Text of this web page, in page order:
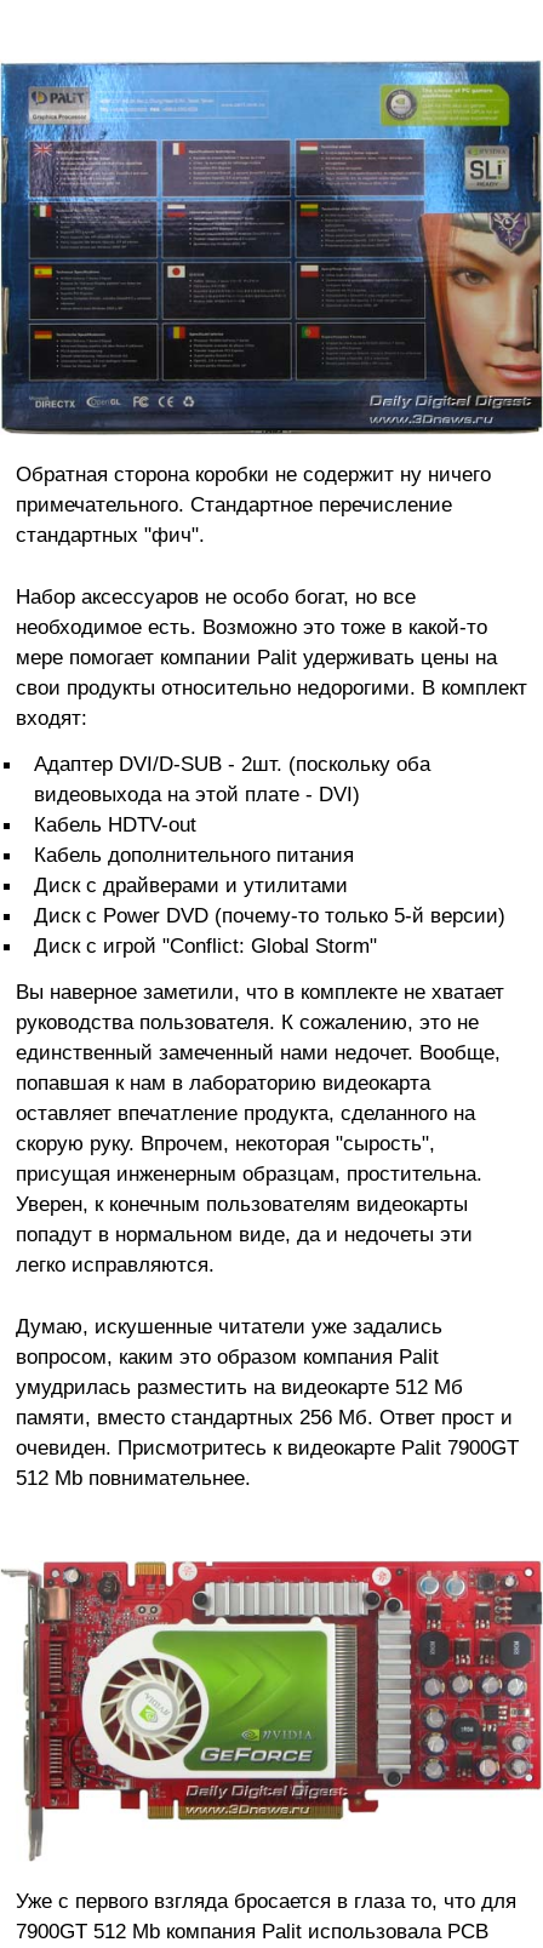
Обратная сторона коробки не содержит ну ничего
примечательного. Стандартное перечисление
стандартных "фич".
Набор аксессуаров не особо богат, но все
необходимое есть. Возможно это тоже в какой-то
мере помогает компании Palit удерживать цены на
свои продукты относительно недорогими. В комплект
входят:
Адаптер DVI/D-SUB - 2шт. (поскольку оба
видеовыхода на этой плате - DVI)
Кабель HDTV-out
Кабель дополнительного питания
Диск с драйверами и утилитами
Диск с Power DVD (почему-то только 5-й версии)
Диск с игрой "Conflict: Global Storm"
Вы наверное заметили, что в комплекте не хватает
руководства пользователя. К сожалению, это не
единственный замеченный нами недочет. Вообще,
попавшая к нам в лабораторию видеокарта
оставляет впечатление продукта, сделанного на
скорую руку. Впрочем, некоторая "сырость",
присущая инженерным образцам, простительна.
Уверен, к конечным пользователям видеокарты
попадут в нормальном виде, да и недочеты эти
легко исправляются.
Думаю, искушенные читатели уже задались
вопросом, каким это образом компания Palit
умудрилась разместить на видеокарте 512 Мб
памяти, вместо стандартных 256 Мб. Ответ прост и
очевиден. Присмотритесь к видеокарте Palit 7900GT
512 Mb повнимательнее.
Уже с первого взгляда бросается в глаза то, что для
7900GT 512 Mb компания Palit использовала PCB